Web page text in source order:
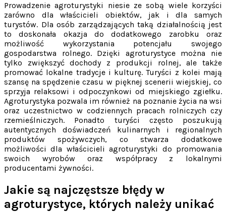
Prowadzenie agroturystyki niesie ze sobą wiele korzyści
zarówno dla właścicieli obiektów, jak i dla samych
turystów. Dla osób zarządzających taką działalnością jest
to doskonała okazja do dodatkowego zarobku oraz
możliwość wykorzystania potencjału swojego
gospodarstwa rolnego. Dzięki agroturystyce można nie
tylko zwiększyć dochody z produkcji rolnej, ale także
promować lokalne tradycje i kulturę. Turyści z kolei mają
szansę na spędzenie czasu w pięknej scenerii wiejskiej, co
sprzyja relaksowi i odpoczynkowi od miejskiego zgiełku.
Agroturystyka pozwala im również na poznanie życia na wsi
oraz uczestnictwo w codziennych pracach rolniczych czy
rzemieślniczych. Ponadto turyści często poszukują
autentycznych doświadczeń kulinarnych i regionalnych
produktów spożywczych, co stwarza dodatkowe
możliwości dla właścicieli agroturystyki do promowania
swoich wyrobów oraz współpracy z lokalnymi
producentami żywności.
Jakie są najczęstsze błędy w
agroturystyce, których należy unikać